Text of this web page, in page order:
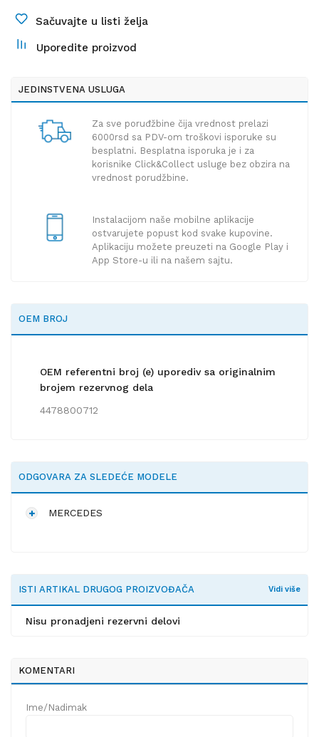
Sačuvajte u listi želja
Uporedite proizvod
JEDINSTVENA USLUGA
Za sve poruđžbine čija vrednost prelazi
6000rsd sa PDV-om troškovi isporuke su
besplatni. Besplatna isporuka je i za
korisnike Click&Collect usluge bez obzira na
vrednost porudžbine.
Instalacijom naše mobilne aplikacije
ostvarujete popust kod svake kupovine.
Aplikaciju možete preuzeti na Google Play i
App Store-u ili na našem sajtu.
OEM BROJ
OEM referentni broj (e) uporediv sa originalnim
brojem rezervnog dela
4478800712
ODGOVARA ZA SLEDEĆE MODELE
MERCEDES
ISTI ARTIKAL DRUGOG PROIZVOĐAČA Vidi više
Nisu pronadjeni rezervni delovi
KOMENTARI
Ime/Nadimak